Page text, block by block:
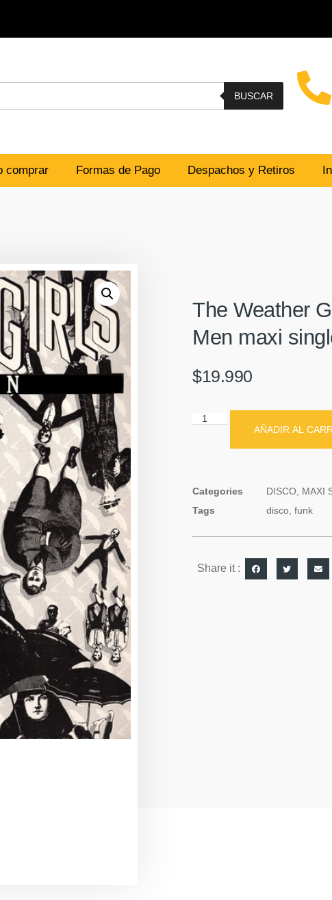
BUSCAR
comprar Formas de Pago Despachos y Retiros
The Weather
Men maxi
$19.990
AÑADIR AL
Categories DISCO, MAXI
Tags
disco, funk
Share it :